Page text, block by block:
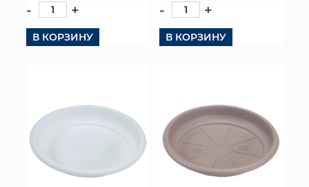
ОПТОВЫМ КЛИЕНТАМ
ДОСТАВКА И ОПЛАТА
- +
В КОРЗИНУ
- +
В КОРЗИНУ